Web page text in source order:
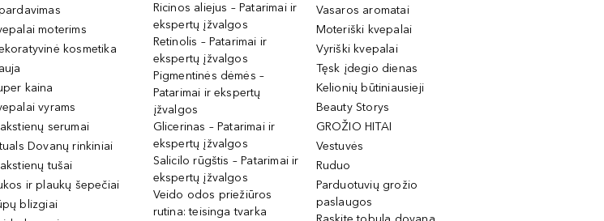
moterims
kosmetika
kaina
vyrams
serumai
Dovanų rinkiniai
tušai
ir plaukų šepečiai
blizgiai
Ricinos aliejus – Patarimai ir
ekspertų įžvalgos
Retinolis – Patarimai ir
ekspertų įžvalgos
Pigmentinės dėmės –
Patarimai ir ekspertų
įžvalgos
Glicerinas – Patarimai ir
ekspertų įžvalgos
Salicilo rūgštis – Patarimai ir
ekspertų įžvalgos
Veido odos priežiūros
rutina: teisinga tvarka
Vasaros aromatai
Moteriški kvepalai
Vyriški kvepalai
Tęsk įdegio dienas
Kelionių būtiniausieji
Beauty Storys
GROŽIO HITAI
Vestuvės
Ruduo
Parduotuvių grožio
paslaugos